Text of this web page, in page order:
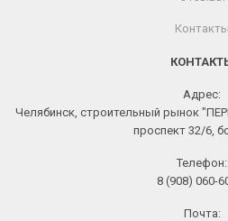
Контакты
Адрес:
Челябинск, строительный рынок
проспект 32/6,
Телефон:
8 (908) 060-
Почта: